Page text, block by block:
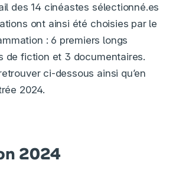
des 14 cinéastes sélectionné.es
ont ainsi été choisies par le
: 6 premiers longs
de fiction et 3 documentaires.
ci-dessous ainsi qu’en
2024.
2024